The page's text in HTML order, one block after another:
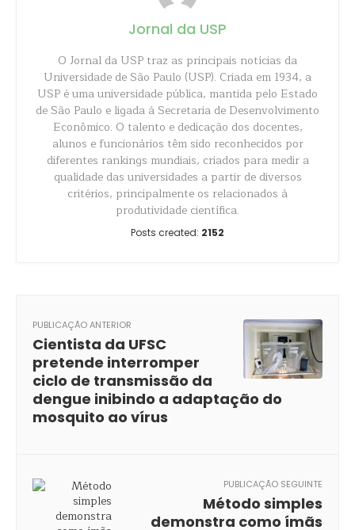
Jornal da USP
O Jornal da USP traz as principais notícias da
Universidade de São Paulo (USP). Criada em 1934, a
USP é uma universidade pública, mantida pelo Estado
de São Paulo e ligada à Secretaria de Desenvolvimento
Econômico. O talento e dedicação dos docentes,
alunos e funcionários têm sido reconhecidos por
diferentes rankings mundiais, criados para medir a
qualidade das universidades a partir de diversos
critérios, principalmente os relacionados à
produtividade científica.
Posts created: 2152
PUBLICAÇÃO ANTERIOR
Cientista da UFSC
pretende interromper
ciclo de transmissão da
dengue inibindo a adaptação do
mosquito ao vírus
PUBLICAÇÃO SEGUINTE
Método simples
demonstra como ímãs